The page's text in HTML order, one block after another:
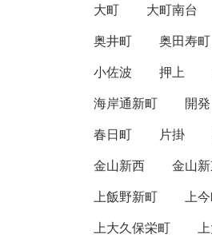
大町
大町南台
奥井町
奥田寿町
小佐波
押上
海岸通新町
開発
春日町
片掛
金山新西
金山
上飯野新町
上
上大久保栄町